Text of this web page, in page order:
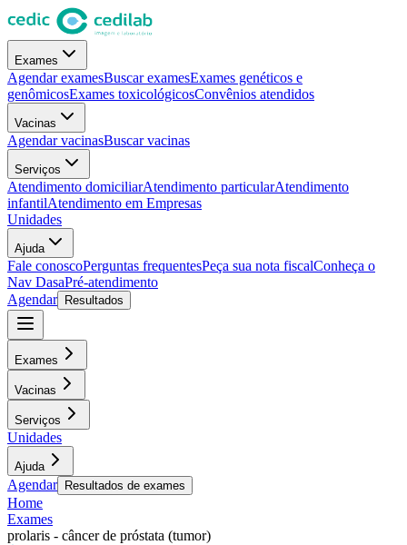
Exames
Agendar examesBuscar examesExames genéticos e
genômicosExames toxicológicosConvênios atendidos
Vacinas
Agendar vacinasBuscar vacinas
Serviços
Atendimento domiciliarAtendimento particularAtendimento
infantilAtendimento em Empresas
Unidades
Ajuda
Fale conoscoPerguntas frequentesPeça sua nota fiscalConheça o
Nav DasaPré-atendimento
Agendar
Resultados
Exames
Vacinas
Serviços
Unidades
Ajuda
Agendar Resultados de exames
Home
Exames
prolaris - câncer de próstata (tumor)